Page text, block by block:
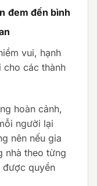
đem đến bình
vui, hạnh
cho các thành
hoàn cảnh,
người lại
nên nếu gia
nhà theo từng
được quyền